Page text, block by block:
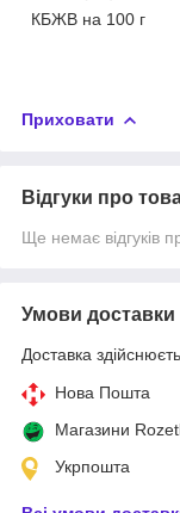
КБЖВ на 100 г
Приховати
Відгуки про
Ще немає відгуків
Умови доставки
Доставка
Нова Пошта
Магазини
Укрпошта